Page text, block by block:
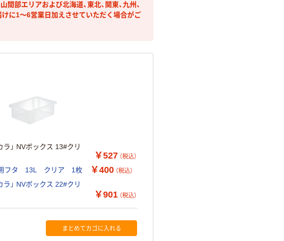
部エリアおよび北海道、東北、関東、九州、
に1～6営業日加えさせていただく場合がご
ラ」 NVボックス 13#クリ
￥527 （税込）
用フタ 13L クリア 1枚 ￥400 （税込）
ラ」 NVボックス 22#クリ
￥901 （税込）
まとめてカゴに入れる